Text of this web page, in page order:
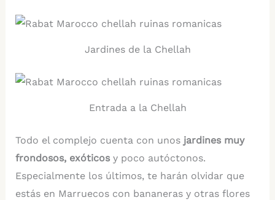
Jardines de la Chellah
Entrada a la Chellah
Todo el complejo cuenta con unos jardines muy
frondosos, exóticosy poco autóctonos.
Especialmente los últimos, te harán olvidar que
estás en Marruecos con bananeras y otras flores